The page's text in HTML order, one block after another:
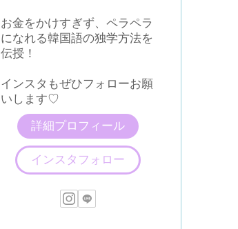
お金をかけすぎず、ペラペラ
になれる韓国語の独学方法を
伝授！
インスタもぜひフォローお願
いします♡
詳細プロフィール
インスタフォロー